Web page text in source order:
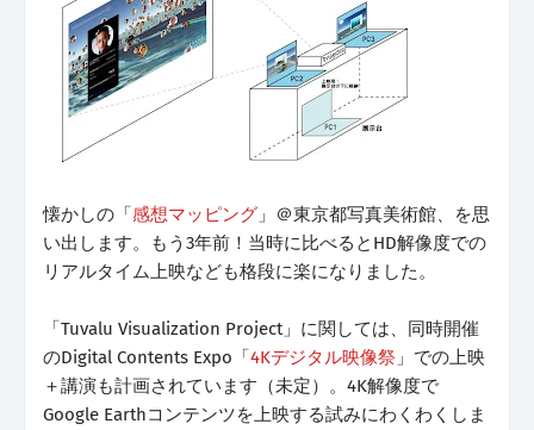
懐かしの「感想マッピング 」＠東京都写真美術館、を思
い出します。もう3年前！当時に比べるとHD解像度での
リアルタイム上映なども格段に楽になりました。
「Tuvalu Visualization Project」に関しては、同時開催
のDigital Contents Expo「4Kデジタル映像祭 」での上映
＋講演も計画されています（未定）。4K解像度で
Google Earthコンテンツを上映する試みにわくわくしま